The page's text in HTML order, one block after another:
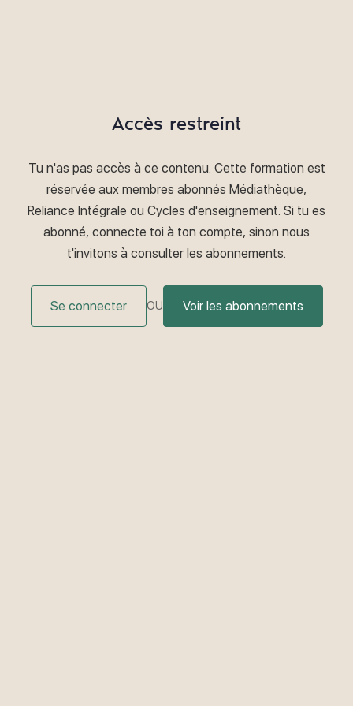
Accès restreint
Tu n'as pas accès à ce contenu. Cette formation est
réservée aux membres abonnés Médiathèque,
Reliance Intégrale ou Cycles d'enseignement. Si tu es
abonné, connecte toi à ton compte, sinon nous
t'invitons à consulter les abonnements.
Se connecter OU Voir les abonnements